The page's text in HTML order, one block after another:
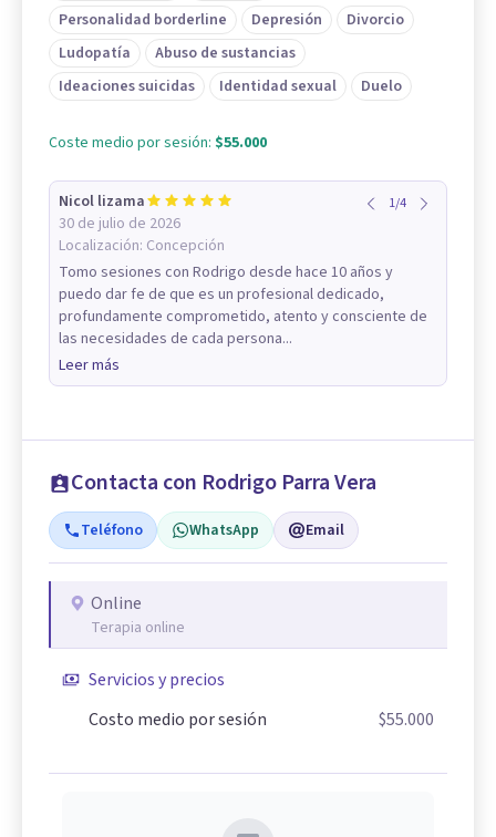
Personalidad borderline
Depresión
Divorcio
Ludopatía
Abuso de sustancias
Ideaciones suicidas
Identidad sexual Duelo
Coste medio por sesión: $55.000
Nicol lizama
30 de julio de 2026
Localización: Concepción
1/4
Tomo sesiones con Rodrigo desde hace 10 años y
puedo dar fe de que es un profesional dedicado,
profundamente comprometido, atento y consciente de
las necesidades de cada persona...
Leer más
Contacta con Rodrigo Parra Vera
Teléfono WhatsApp Email
Online
Terapia online
Servicios y precios
Costo medio por sesión
$55.000